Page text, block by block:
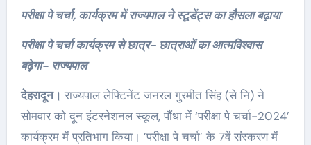
परीक्षा पे चर्चा, कार्यक्रम में राज्यपाल ने स्टूडेंट्स का हौसला बढ़ाया
परीक्षा पे चर्चा कार्यक्रम से छात्र- छात्राओं का आत्मविश्वास
बढ़ेगा- राज्यपाल
देहरादून। राज्यपाल लेफ्टिनेंट जनरल गुरमीत सिंह (से नि) ने
सोमवार को दून इंटरनेशनल स्कूल, पौंधा में ‘परीक्षा पे चर्चा-2024’
कार्यक्रम में प्रतिभाग किया। ’परीक्षा पे चर्चा’ के 7वें संस्करण में